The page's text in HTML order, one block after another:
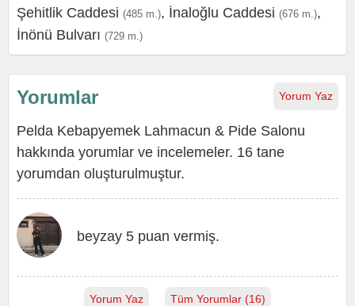
Şehitlik Caddesi (485 m.), İnaloğlu Caddesi (676 m.),
İnönü Bulvarı (729 m.)
Yorum Yaz
Yorumlar
Pelda Kebapyemek Lahmacun & Pide Salonu
hakkında yorumlar ve incelemeler. 16 tane
yorumdan oluşturulmuştur.
beyzay 5 puan vermiş.
Yorum Yaz Tüm Yorumlar (16)